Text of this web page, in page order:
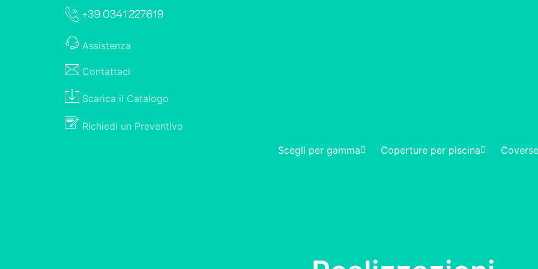
Assistenza
Contattaci
Scarica il Catalogo
Richiedi un Preventivo
Scegli per gamma Coperture per piscina